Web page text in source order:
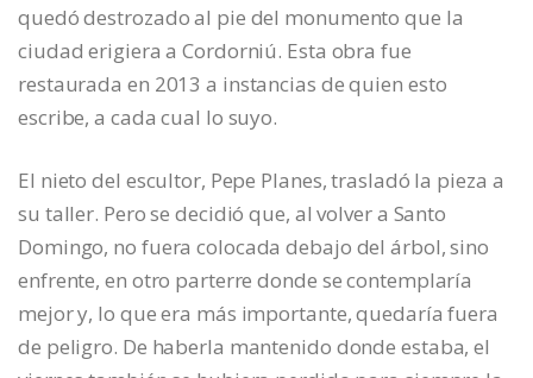
quedó destrozado al pie del monumento que la
ciudad erigiera a Cordorniú. Esta obra fue
restaurada en 2013 a instancias de quien esto
escribe, a cada cual lo suyo.
El nieto del escultor, Pepe Planes, trasladó la pieza a
su taller. Pero se decidió que, al volver a Santo
Domingo, no fuera colocada debajo del árbol, sino
enfrente, en otro parterre donde se contemplaría
mejor y, lo que era más importante, quedaría fuera
de peligro. De haberla mantenido donde estaba, el